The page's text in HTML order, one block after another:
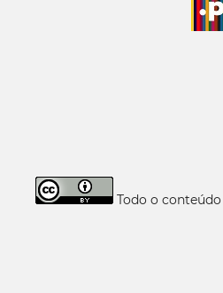
Todo o